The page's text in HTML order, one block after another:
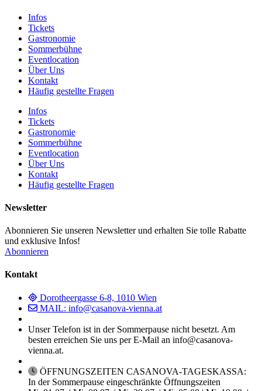
Infos
Tickets
Gastronomie
Sommerbühne
Eventlocation
Über Uns
Kontakt
Häufig gestellte Fragen
Infos
Tickets
Gastronomie
Sommerbühne
Eventlocation
Über Uns
Kontakt
Häufig gestellte Fragen
Newsletter
Abonnieren Sie unseren Newsletter und erhalten Sie tolle Rabatte
und exklusive Infos!
Abonnieren
Kontakt
Dorotheergasse 6-8, 1010 Wien
MAIL: info@casanova-vienna.at
Unser Telefon ist in der Sommerpause nicht besetzt. Am
besten erreichen Sie uns per E-Mail an info@casanova-
vienna.at.
ÖFFNUNGSZEITEN CASANOVA-TAGESKASSA:
In der Sommerpause eingeschränkte Öffnungszeiten